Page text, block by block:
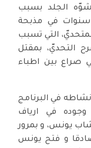
الجلد بسبب
سنوات في مذبحة
التي تسبب
التحديّ، بمقتل
صراع بين اطباء
في البرنامج
وجوده في ارياف
يونس، و بمرور
و فتح يونس